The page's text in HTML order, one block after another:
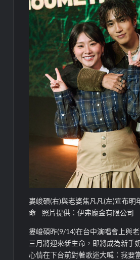
婁峻碩(右)與老婆焦凡凡(左)宣布明
命 照片提供：伊弗龐金有限公司
婁峻碩昨(9/14)在台中演唱會上與
三月將迎來新生命，即將成為新手
心情在下台前對著歌迷大喊：我要